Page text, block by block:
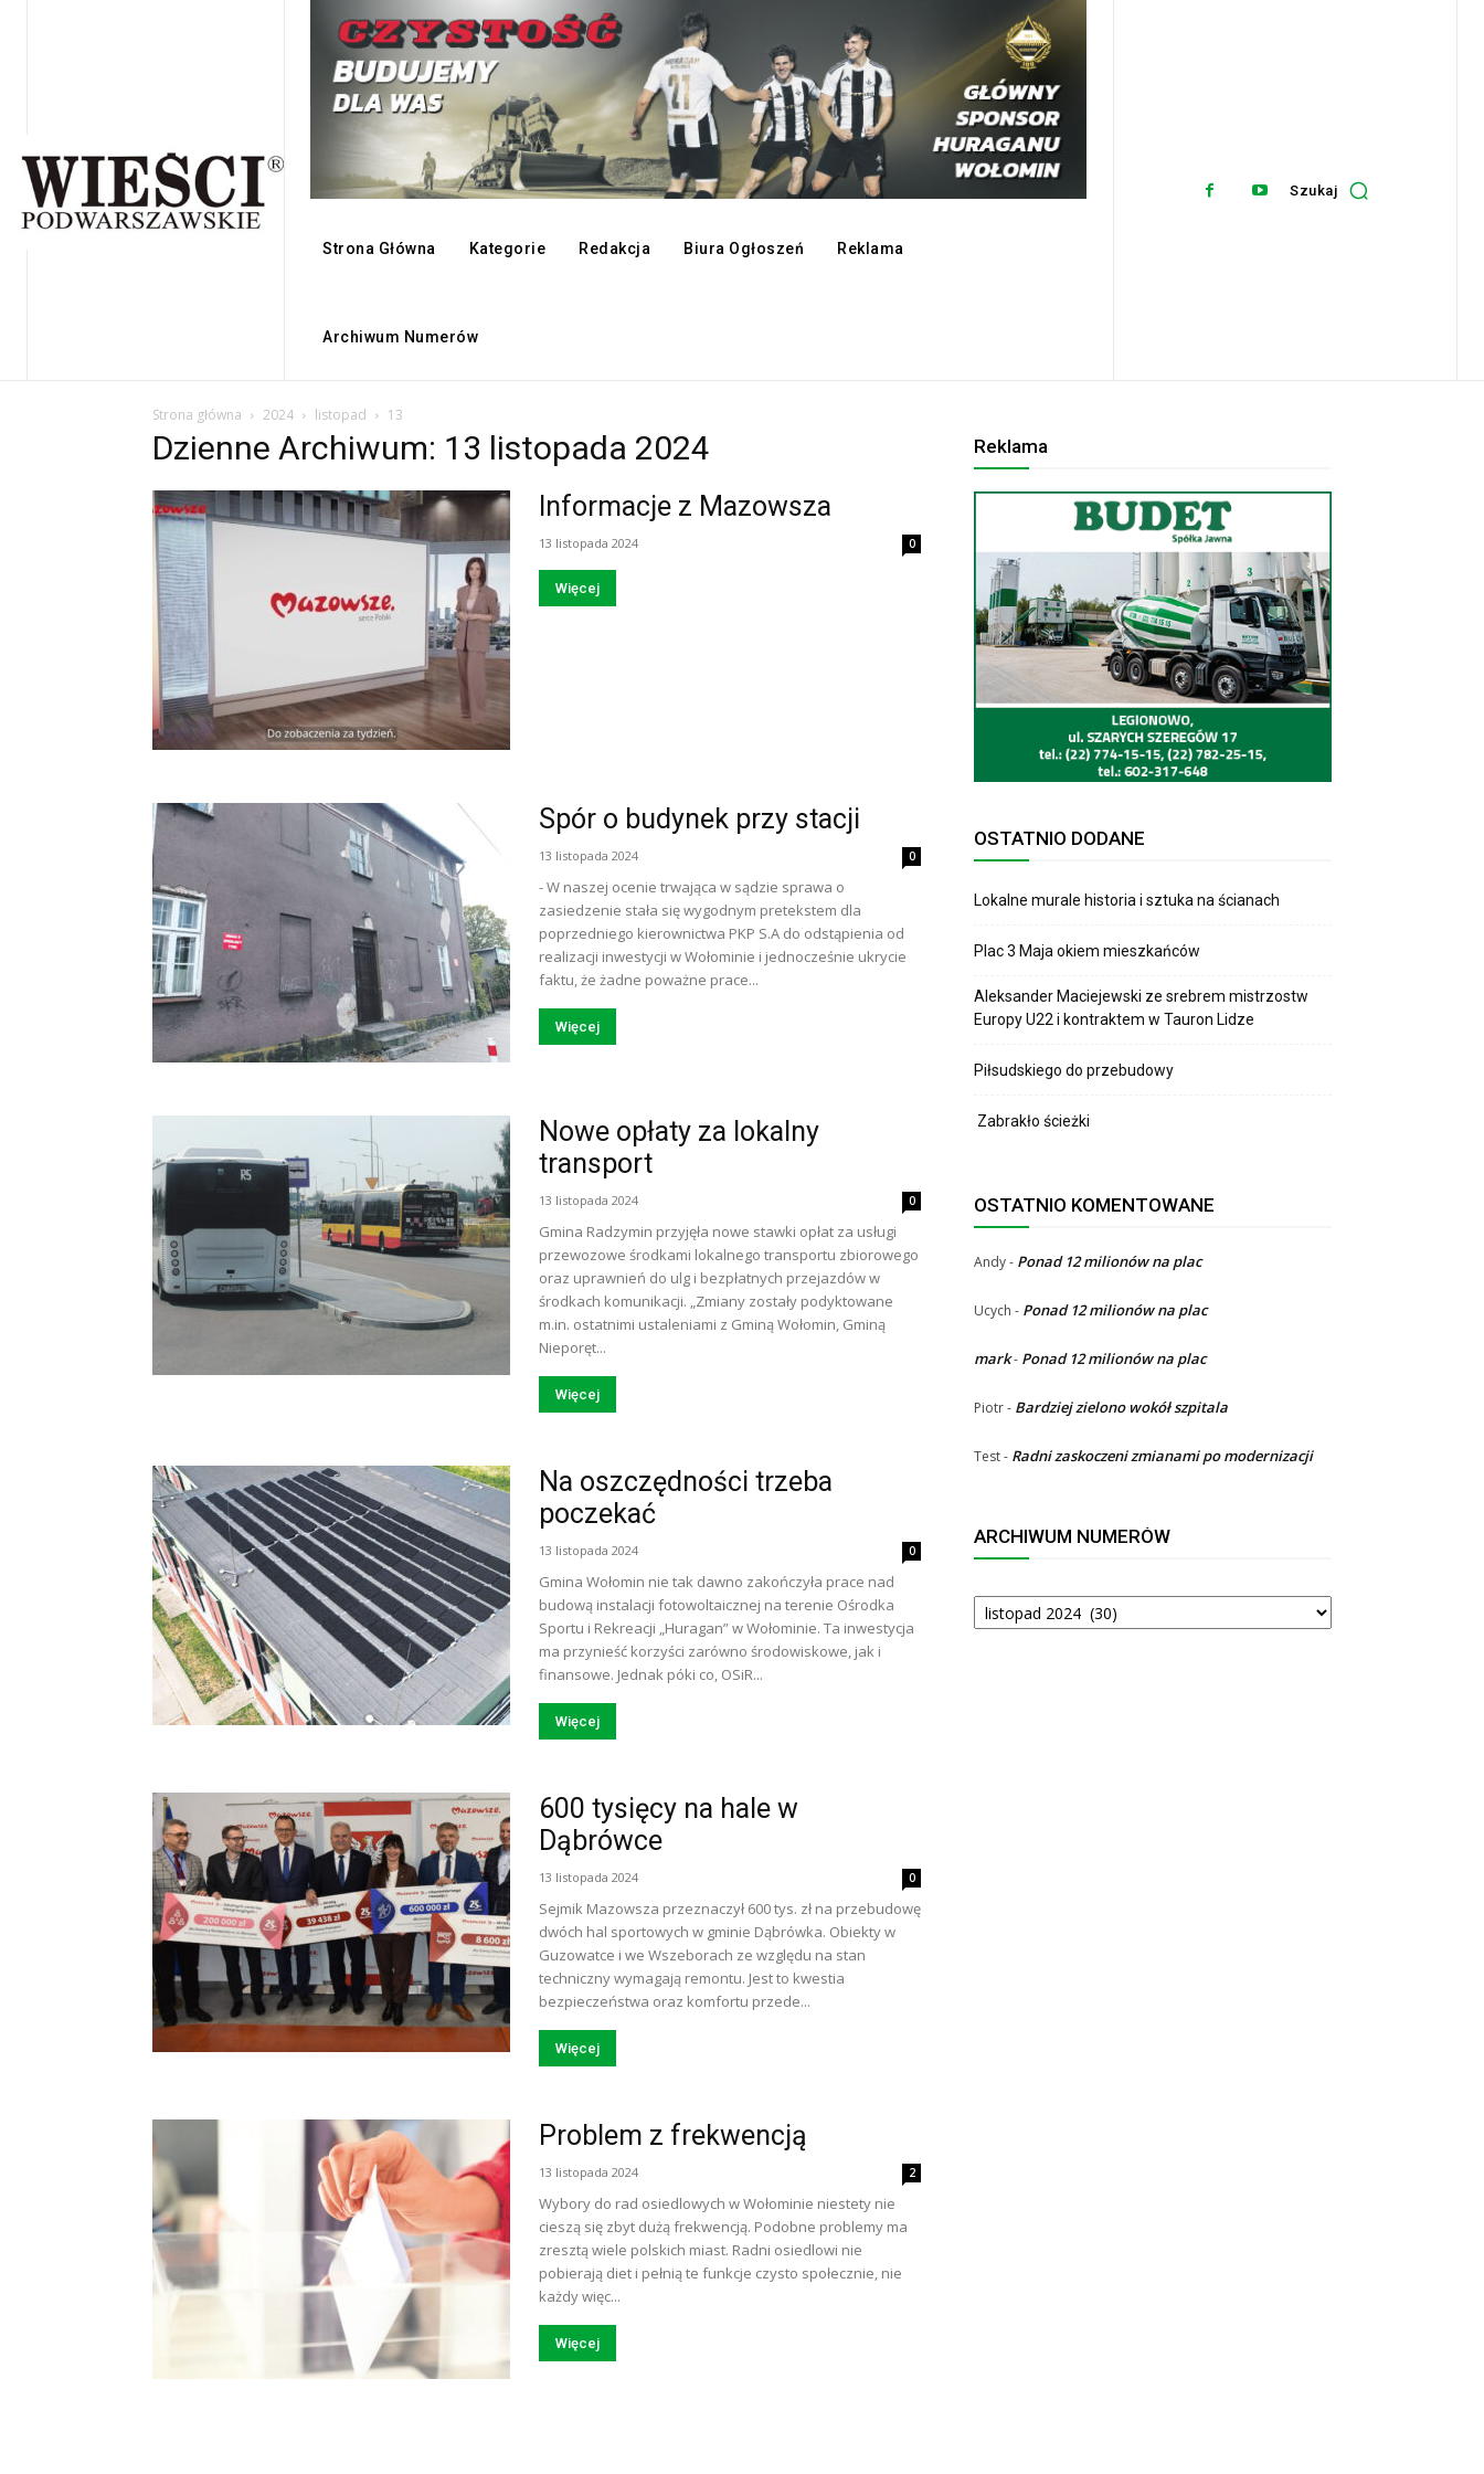
Strona Główna Kategorie Redakcja Biura Ogłoszeń Reklama
Archiwum Numerów
Szukaj
Strona główna 2024 listopad 13
Dzienne Archiwum: 13 listopada 2024
Informacje z Mazowsza
13 listopada 2024 0
Więcej
Spór o budynek przy stacji
13 listopada 2024 0
- W naszej ocenie trwająca w sądzie sprawa o
zasiedzenie stała się wygodnym pretekstem dla
poprzedniego kierownictwa PKP S.A do odstąpienia od
realizacji inwestycji w Wołominie i jednocześnie ukrycie
faktu, że żadne poważne prace...
Więcej
Nowe opłaty za lokalny
transport
13 listopada 2024 0
Gmina Radzymin przyjęła nowe stawki opłat za usługi
przewozowe środkami lokalnego transportu zbiorowego
oraz uprawnień do ulg i bezpłatnych przejazdów w
środkach komunikacji. „Zmiany zostały podyktowane
m.in. ostatnimi ustaleniami z Gminą Wołomin, Gminą
Nieporęt...
Więcej
Na oszczędności trzeba
poczekać
13 listopada 2024 0
Gmina Wołomin nie tak dawno zakończyła prace nad
budową instalacji fotowoltaicznej na terenie Ośrodka
Sportu i Rekreacji „Huragan” w Wołominie. Ta inwestycja
ma przynieść korzyści zarówno środowiskowe, jak i
finansowe. Jednak póki co, OSiR...
Więcej
600 tysięcy na hale w
Dąbrówce
13 listopada 2024 0
Sejmik Mazowsza przeznaczył 600 tys. zł na przebudowę
dwóch hal sportowych w gminie Dąbrówka. Obiekty w
Guzowatce i we Wszeborach ze względu na stan
techniczny wymagają remontu. Jest to kwestia
bezpieczeństwa oraz komfortu przede...
Więcej
Problem z frekwencją
13 listopada 2024 2
Wybory do rad osiedlowych w Wołominie niestety nie
cieszą się zbyt dużą frekwencją. Podobne problemy ma
zresztą wiele polskich miast. Radni osiedlowi nie
pobierają diet i pełnią te funkcje czysto społecznie, nie
każdy więc...
Więcej
Reklama
OSTATNIO DODANE
Lokalne murale historia i sztuka na ścianach
Plac 3 Maja okiem mieszkańców
Aleksander Maciejewski ze srebrem mistrzostw
Europy U22 i kontraktem w Tauron Lidze
Piłsudskiego do przebudowy
Zabrakło ścieżki
OSTATNIO KOMENTOWANE
Andy- Ponad 12 milionów na plac
Ucych - Ponad 12 milionów na plac
mark- Ponad 12 milionów na plac
Piotr- Bardziej zielono wokół szpitala
Test- Radni zaskoczeni zmianami po modernizacji
ARCHIWUM NUMERÓW
ARCHIWUM
NUMERÓW